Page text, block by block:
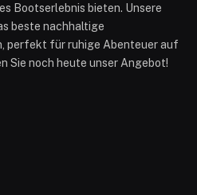
Bootserlebnis bieten. Unsere
beste nachhaltige
perfekt für ruhige Abenteuer auf
Sie noch heute unser Angebot!